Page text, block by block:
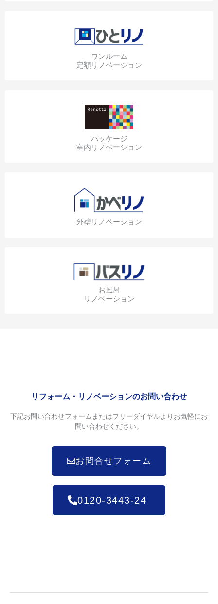
ワンルーム
定額リノベーション
パッケージ
室内リノベーション
外壁リノベーション
お風呂
リノベーション
リフォーム・リノベーションのお問い合わせ
下記お問い合わせフォームまたはフリーダイヤルよりお気軽にお
問い合わせください。
お問合せフォーム
0120-3443-24